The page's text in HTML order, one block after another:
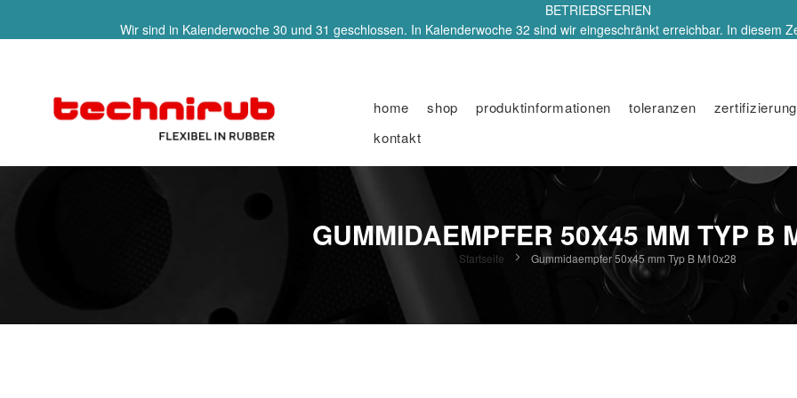
BETRIEBSFERIEN
Wir sind in Kalenderwoche 30 und 31 geschlossen. In Kalenderwoche 32 sind wir eingeschränkt erreichbar. In diesem
home shop produktinformationen toleranzen zertifizierung
kontakt
GUMMIDAEMPFER 50X45 MM TYP B
Startseite Gummidaempfer 50x45 mm Typ B M10x28